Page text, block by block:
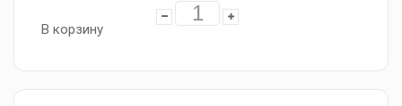
В корзину